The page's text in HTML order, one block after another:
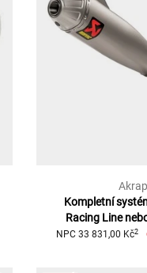
Kompletní
Racing Line
NPC 33 831,00 Kč2